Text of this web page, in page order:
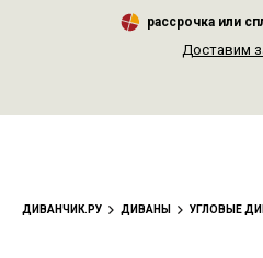
рассрочка или
Доставим
ДИВАНЧИК.РУ ДИВАНЫ УГЛОВЫЕ